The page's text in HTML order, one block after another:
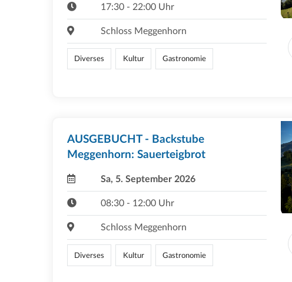
17:30 - 22:00 Uhr
Schloss Meggenhorn
Diverses Kultur Gastronomie
AUSGEBUCHT - Backstube
Meggenhorn: Sauerteigbrot
Sa, 5. September 2026
08:30 - 12:00 Uhr
Schloss Meggenhorn
Diverses Kultur Gastronomie